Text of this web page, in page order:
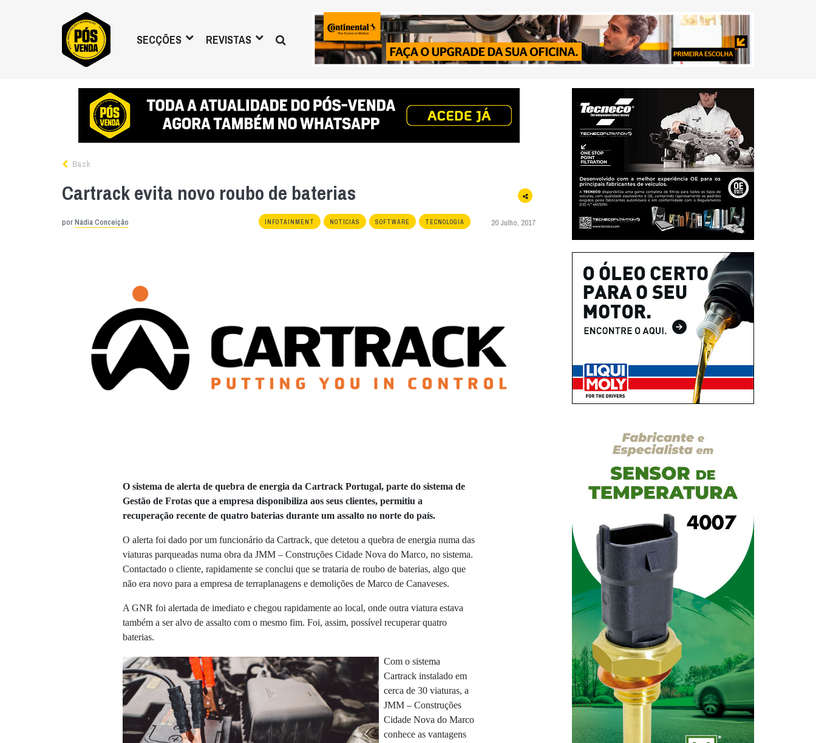
SECÇÕES REVISTAS
Back
Cartrack evita novo roubo de baterias
porNádia Conceição INFOTAINMENT NOTÍCIAS SOFTWARE TECNOLOGIA 20 Julho, 2017
O sistema de alerta de quebra de energia da Cartrack Portugal, parte do sistema de
Gestão de Frotas que a empresa disponibiliza aos seus clientes, permitiu a
recuperação recente de quatro baterias durante um assalto no norte do país.
O alerta foi dado por um funcionário da Cartrack, que detetou a quebra de energia numa das
viaturas parqueadas numa obra da JMM – Construções Cidade Nova do Marco, no sistema.
Contactado o cliente, rapidamente se conclui que se trataria de roubo de baterias, algo que
não era novo para a empresa de terraplanagens e demolições de Marco de Canaveses.
A GNR foi alertada de imediato e chegou rapidamente ao local, onde outra viatura estava
também a ser alvo de assalto com o mesmo fim. Foi, assim, possível recuperar quatro
baterias.
Com o sistema
Cartrack instalado em
cerca de 30 viaturas, a
JMM – Construções
Cidade Nova do Marco
conhece as vantagens